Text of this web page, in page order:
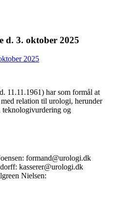
d. 3. oktober 2025
2025
11.11.1961) har som formål at
relation til urologi, herunder
og
formand@urologi.dk
kasserer@urologi.dk
Nielsen: